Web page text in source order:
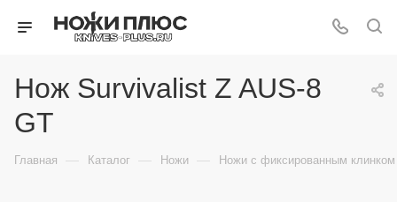
Нож Survivalist Z AUS-8
GT
Главная — Каталог — Ножи — Ножи с фиксированным клинком